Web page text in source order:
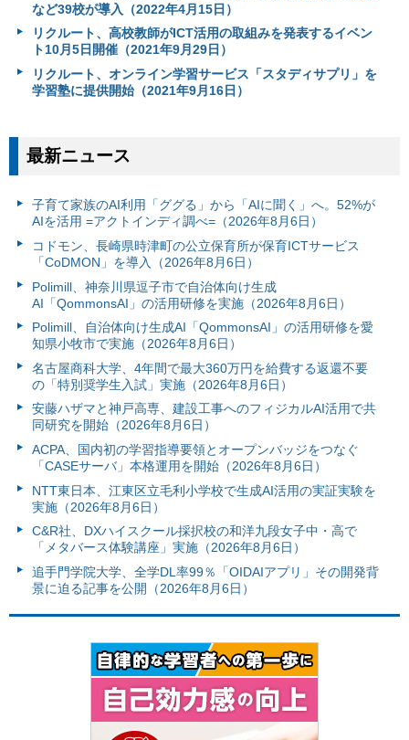
など39校が導入（2022年4月15日）
リクルート、高校教師がICT活用の取組みを発表するイベン
ト10月5日開催（2021年9月29日）
リクルート、オンライン学習サービス「スタディサプリ」を
学習塾に提供開始（2021年9月16日）
最新ニュース
子育て家族のAI利用「ググる」から「AIに聞く」へ。52%が
AIを活用 =アクトインディ調べ=（2026年8月6日）
コドモン、長崎県時津町の公立保育所が保育ICTサービス
「CoDMON」を導入（2026年8月6日）
Polimill、神奈川県逗子市で自治体向け生成
AI「QommonsAI」の活用研修を実施（2026年8月6日）
Polimill、自治体向け生成AI「QommonsAI」の活用研修を愛
知県小牧市で実施（2026年8月6日）
名古屋商科大学、4年間で最大360万円を給費する返還不要
の「特別奨学生入試」実施（2026年8月6日）
安藤ハザマと神戸高専、建設工事へのフィジカルAI活用で共
同研究を開始（2026年8月6日）
ACPA、国内初の学習指導要領とオープンバッジをつなぐ
「CASEサーバ」本格運用を開始（2026年8月6日）
NTT東日本、江東区立毛利小学校で生成AI活用の実証実験を
実施（2026年8月6日）
C&R社、DXハイスクール採択校の和洋九段女子中・高で
「メタバース体験講座」実施（2026年8月6日）
追手門学院大学、全学DL率99％「OIDAIアプリ」その開発背
景に迫る記事を公開（2026年8月6日）